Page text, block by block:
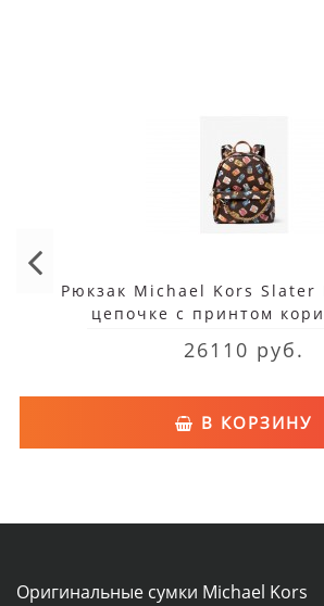
Рюкзак Michael Kors Slater
цепочке с принтом
26110 руб.
В КОРЗИНУ
Оригинальные сумки Michael Kors